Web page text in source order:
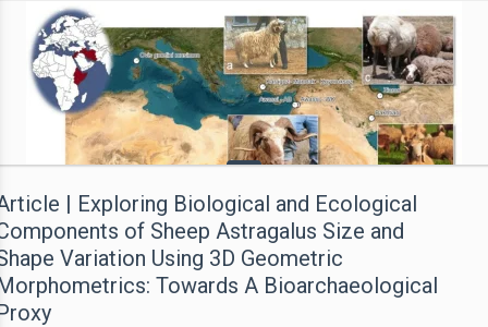
| Exploring Biological and Ecological
of Sheep Astragalus Size and
Variation Using 3D Geometric
Towards A Bioarchaeological